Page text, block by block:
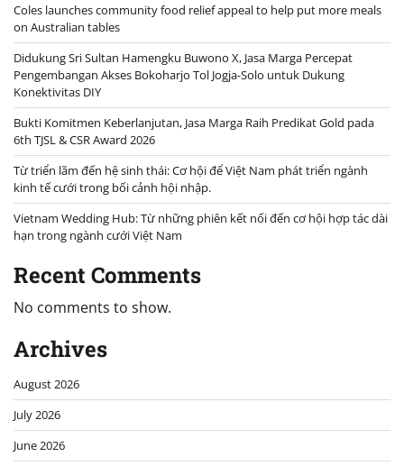
Coles launches community food relief appeal to help put more meals
on Australian tables
Didukung Sri Sultan Hamengku Buwono X, Jasa Marga Percepat
Pengembangan Akses Bokoharjo Tol Jogja-Solo untuk Dukung
Konektivitas DIY
Bukti Komitmen Keberlanjutan, Jasa Marga Raih Predikat Gold pada
6th TJSL & CSR Award 2026
Từ triển lãm đến hệ sinh thái: Cơ hội để Việt Nam phát triển ngành
kinh tế cưới trong bối cảnh hội nhập.
Vietnam Wedding Hub: Từ những phiên kết nối đến cơ hội hợp tác dài
hạn trong ngành cưới Việt Nam
Recent Comments
No comments to show.
Archives
August 2026
July 2026
June 2026